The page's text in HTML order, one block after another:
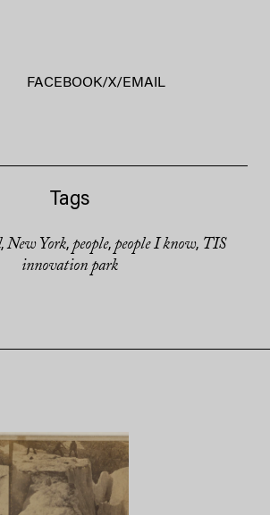
FACEBOOK/X/ EMAIL
Tags
,New York, people, people I know, TIS
innovation park